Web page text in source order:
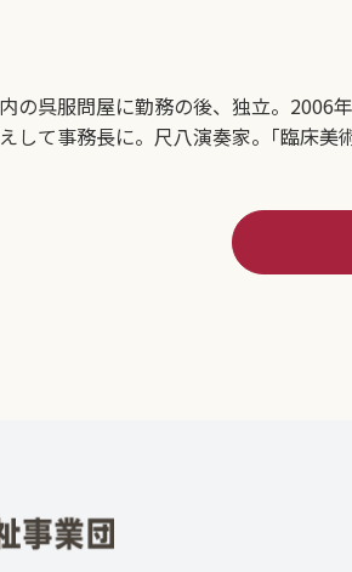
の呉服問屋に勤務の後、独立。
して事務長に。尺八演奏家。｢臨床美